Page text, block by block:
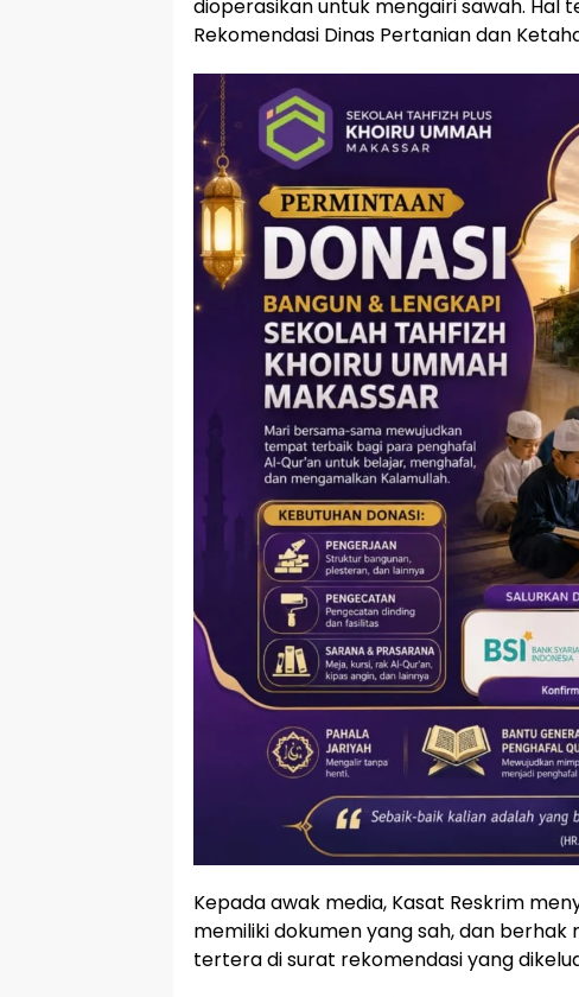
dioperasikan untuk mengairi sawah. Hal
Rekomendasi Dinas Pertanian dan
Kepada awak media, Kasat Reskrim
memiliki dokumen yang sah, dan
tertera di surat rekomendasi yang